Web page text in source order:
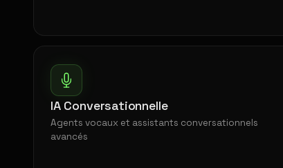
IA Conversationnelle
Agents vocaux et assistants conversationnels
avancés